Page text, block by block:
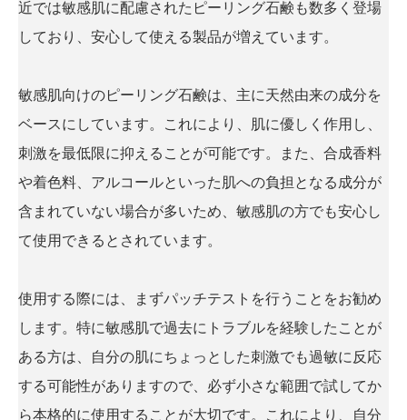
近では敏感肌に配慮されたピーリング石鹸も数多く登場
しており、安心して使える製品が増えています。
敏感肌向けのピーリング石鹸は、主に天然由来の成分を
ベースにしています。これにより、肌に優しく作用し、
刺激を最低限に抑えることが可能です。また、合成香料
や着色料、アルコールといった肌への負担となる成分が
含まれていない場合が多いため、敏感肌の方でも安心し
て使用できるとされています。
使用する際には、まずパッチテストを行うことをお勧め
します。特に敏感肌で過去にトラブルを経験したことが
ある方は、自分の肌にちょっとした刺激でも過敏に反応
する可能性がありますので、必ず小さな範囲で試してか
ら本格的に使用することが大切です。これにより、自分